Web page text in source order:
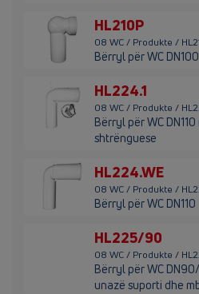
HL210P
08 WC / Produkte /
Bërryl për WC
HL224.1
08 WC / Produkte /
Bërryl për WC
shtrënguese
HL224.WE
08 WC / Produkte /
Bërryl për WC DN110
HL225/90
08 WC / Produkte /
Bërryl për WC
unazë suporti dhe